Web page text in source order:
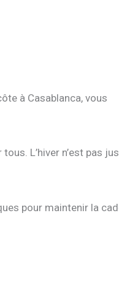
à Casablanca, vous
L’hiver n’est pas
pour maintenir la